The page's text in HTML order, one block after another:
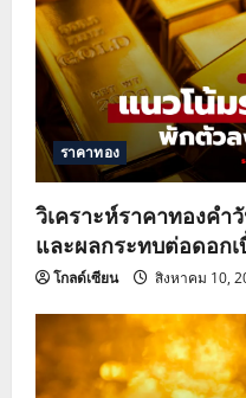
g
a
t
i
o
n
ราคาทอง
วิเคราะห์ราคาทองคำ
และผลกระทบต่อดอกเ
โกลด์เซียน สิงหาคม 10,